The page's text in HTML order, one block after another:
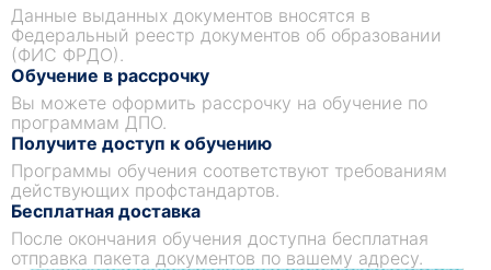
Данные выданных документов вносятся в
Федеральный реестр документов об образовании
(ФИС ФРДО).
Обучение в рассрочку
Вы можете оформить рассрочку на обучение по
программам ДПО.
Получите доступ к обучению
Программы обучения соответствуют требованиям
действующих профстандартов.
Бесплатная доставка
После окончания обучения доступна бесплатная
отправка пакета документов по вашему адресу.